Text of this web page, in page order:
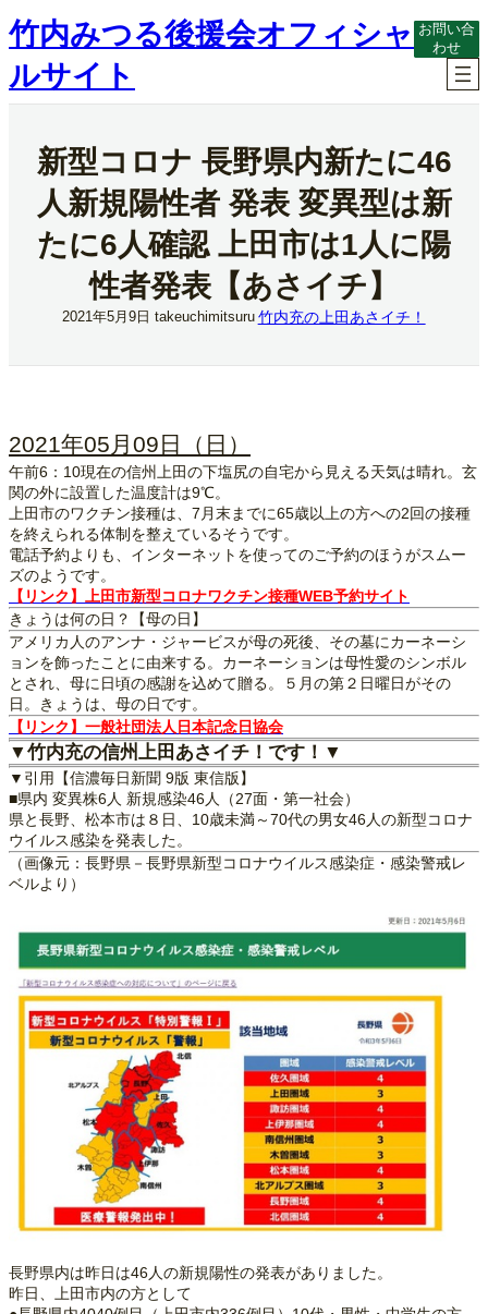
内
容
ス
キ
竹内みつる後援会オフィシャ
ルサイト
お問い合
わせ
新型コロナ 長野県内新たに46
人新規陽性者 発表 変異型は新
たに6人確認 上田市は1人に陽
性者発表【あさイチ】
2021年5月9日 takeuchimitsuru 竹内充の上田あさイチ！
2021年05月09日（日）
午前6：10現在の信州上田の下塩尻の自宅から見える天気は晴れ。玄
関の外に設置した温度計は9℃。
上田市のワクチン接種は、7月末までに65歳以上の方への2回の接種
を終えられる体制を整えているそうです。
電話予約よりも、インターネットを使ってのご予約のほうがスムー
ズのようです。
【リンク】上田市新型コロナワクチン接種WEB予約サイト
きょうは何の日？【母の日】
アメリカ人のアンナ・ジャービスが母の死後、その墓にカーネーシ
ョンを飾ったことに由来する。カーネーションは母性愛のシンボル
とされ、母に日頃の感謝を込めて贈る。５月の第２日曜日がその
日。きょうは、母の日です。
【リンク】一般社団法人日本記念日協会
▼竹内充の信州上田あさイチ！です！▼
▼引用【信濃毎日新聞 9版 東信版】
■県内 変異株6人 新規感染46人（27面・第一社会）
県と長野、松本市は８日、10歳未満～70代の男女46人の新型コロナ
ウイルス感染を発表した。
（画像元：長野県－長野県新型コロナウイルス感染症・感染警戒レ
ベルより）
長野県内は昨日は46人の新規陽性の発表がありました。
昨日、上田市内の方として